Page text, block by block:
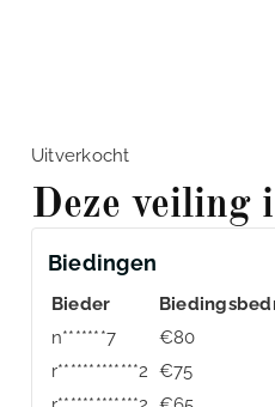
Uitverkocht
Deze veiling
Biedingen
Bieder
n*******7
€80
r*************2 €75